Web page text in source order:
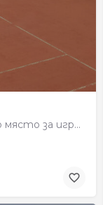
Тенис комплекс Нушеви е популярно място за игра на тенис на кортове, подходящо както за любители, така и за…